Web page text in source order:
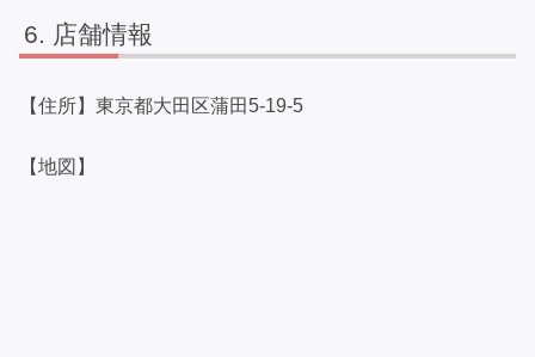
店舗情報
【住所】東京都大田区蒲田5-19-5
【地図】